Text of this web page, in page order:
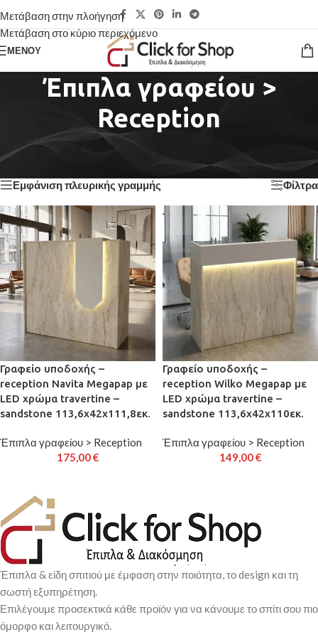
Μετάβαση στην πλοήγηση
Μετάβαση στο κύριο περιεχόμενο
ΜΕΝΟΎ
Έπιπλα γραφείου >
Reception
Αρχική σελίδα
Έπιπλα γραφείου > Reception
Προβάλλονται όλα - 2 αποτελέσματα
Εμφάνιση πλευρικής γραμμής Φίλτρα
Γραφείο υποδοχής –
reception Navita Megapap με
LED χρώμα travertine –
sandstone 113,6x42x111,8εκ.
Έπιπλα γραφείου > Reception
175,00€
Γραφείο υποδοχής –
reception Wilko Megapap με
LED χρώμα travertine –
sandstone 113,6x42x110εκ.
Έπιπλα γραφείου > Reception
149,00€
Έπιπλα & είδη σπιτιού με έμφαση στην ποιότητα, το design και τη
σωστή εξυπηρέτηση.
Επιλέγουμε προσεκτικά κάθε προϊόν για να κάνουμε το σπίτι σου πιο
όμορφο και λειτουργικό.